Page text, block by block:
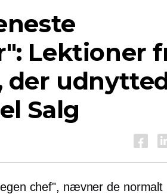
Lektioner
der
Salg
chef", nævner de normalt